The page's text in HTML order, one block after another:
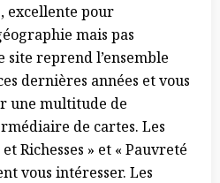
excellente pour
mais pas
site reprend l’ensemble
dernières années et vous
une multitude de
de cartes. Les
Richesses » et « Pauvreté
vous intéresser. Les